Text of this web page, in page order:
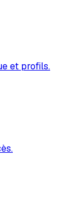
et profils.